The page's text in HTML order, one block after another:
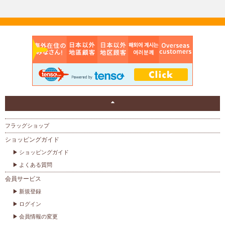
フラッグショップ
ショッピングガイド
ショッピングガイド
よくある質問
会員サービス
新規登録
ログイン
会員情報の変更